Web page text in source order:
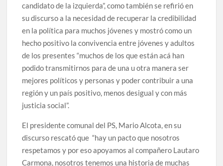
candidato de la izquierda”, como también se refirió en
su discurso a la necesidad de recuperar la credibilidad
en la política para muchos jóvenes y mostró como un
hecho positivo la convivencia entre jóvenes y adultos
de los presentes “muchos de los que están acá han
podido transmitirnos para de una u otra manera ser
mejores políticos y personas y poder contribuir a una
región y un país positivo, menos desigual y con más
justicia social”.
El presidente comunal del PS, Mario Alcota, en su
discurso rescató que “hay un pacto que nosotros
respetamos y por eso apoyamos al compañero Lautaro
Carmona, nosotros tenemos una historia de muchas